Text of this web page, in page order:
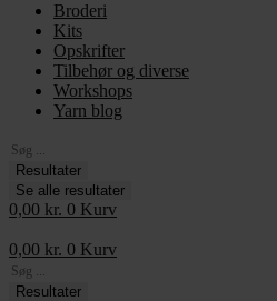
Broderi
Kits
Opskrifter
Tilbehør og diverse
Workshops
Yarn blog
Search
...Resultater
Se alle resultater
0,00 kr. 0 Kurv
0,00 kr. 0 Kurv
Search
...Resultater